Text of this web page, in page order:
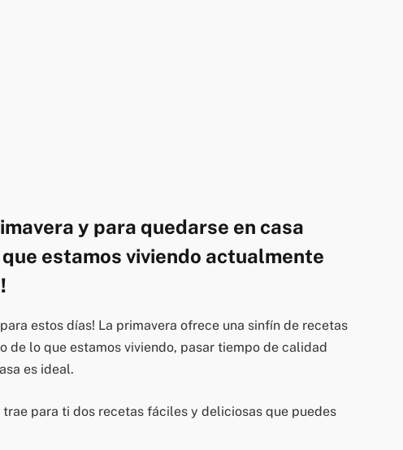
y para quedarse en casa
estamos viviendo actualmente
estos días! La primavera ofrece una sinfín de recetas
de lo que estamos viviendo, pasar tiempo de calidad
es ideal.
trae para ti dos recetas fáciles y deliciosas que puedes